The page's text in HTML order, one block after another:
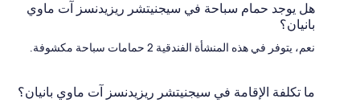
هل يوجد حمام سباحة في سيجنيتشر ريزيدنسز آت ماوي
بانيان؟
نعم، يتوفر في هذه المنشأة الفندقية 2 حمامات سباحة مكشوفة.
ما تكلفة الإقامة في سيجنيتشر ريزيدنسز آت ماوي بانيان؟